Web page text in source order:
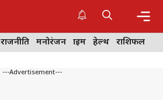
राजनीति मनोरंजन क्राइम हेल्थ राशिफल
---Advertisement---